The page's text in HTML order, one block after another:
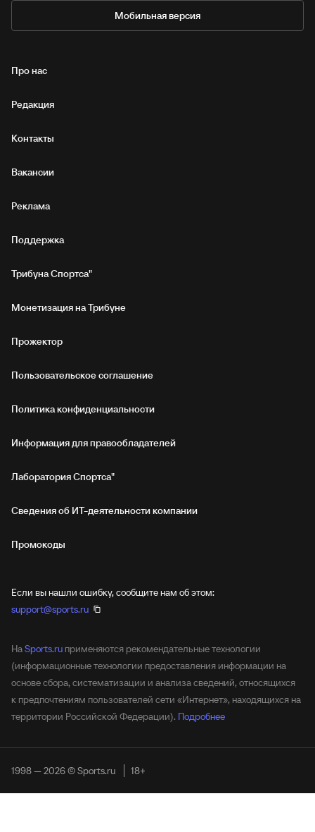
Мобильная версия
Про нас
Редакция
Контакты
Вакансии
Реклама
Поддержка
Трибуна Спортса"
Монетизация на Трибуне
Прожектор
Пользовательское соглашение
Политика конфиденциальности
Информация для правообладателей
Лаборатория Спортса"
Сведения об ИТ‑деятельности компании
Промокоды
Если вы нашли ошибку, сообщите нам об этом:
support@sports.ru
НаSports.ru применяются рекомендательные технологии
(информационные технологии предоставления информации на
основе сбора, систематизации и анализа сведений, относящихся
к предпочтениям пользователей сети «Интернет», находящихся на
территории Российской Федерации). Подробнее
1998 — 2026 © Sports.ru 18+